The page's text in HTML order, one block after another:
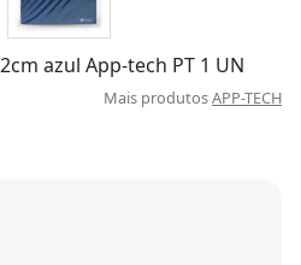
azul App-tech PT 1 UN
Mais produtosAPP-TECH